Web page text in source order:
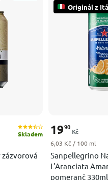
zázvorová
Skladem
Originál z
Sanpellegrino
L'Aranciata
pomeranč 330ml
1990
Kč
Měrná cena:
6,03 Kč / 100 ml